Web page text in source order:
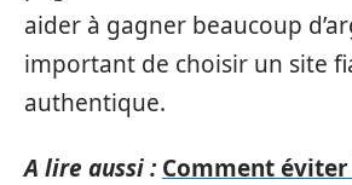
aider à gagner beaucoup
important de choisir un site
authentique.
A lire aussi : Comment